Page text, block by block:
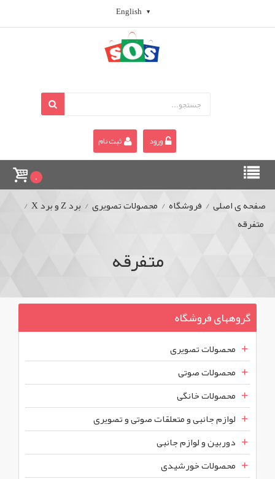
English
ورود ثبت نام
0
صفحه ی اصلی / فروشگاه / محصولات تصویری / برد Z و برد X
/
متفرقه
متفرقه
گروههای فروشگاه
محصولات تصویری
محصولات صوتی
محصولات خانگی
لوازم جانبی و متعلقات صوتی و تصویری
دوربین و لوازم جانبی
محصولات خورشیدی